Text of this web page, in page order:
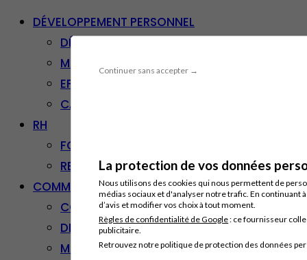
Continuer sans accepter →
La protection de vos données
Nous utilisons des cookies qui nous permettent de
médias sociaux et d'analyser notre trafic. En continuant
d’avis et modifier vos choix à tout moment.
Règles de confidentialité de Google: ce fournisseur
publicitaire.
Retrouvez notre politique de protection des données
DÉVELOPPEMENT PERSONNEL
DÉVELOPPEMENT PERSONNEL
MANAGEMENT
EFFICACITÉ PROFESSIONNELLE
CARRIÈRE & RECONVERSION
RH
FORMATION PROFESSIONNELLE
RESSOURCES HUMAINES
COMMUNICATION/DIGITAL
COMMUNICATION
DIGITAL
MARKETING